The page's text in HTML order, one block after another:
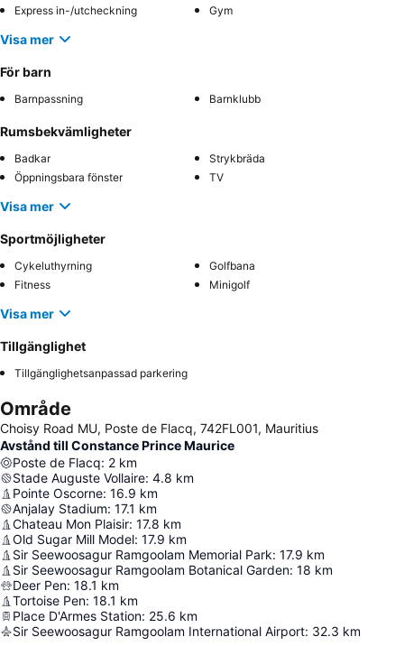
Express in-/utcheckning Gym
Visa mer
För barn
Barnpassning Barnklubb
Rumsbekvämligheter
Badkar
Strykbräda
Öppningsbara fönster
TV
Visa mer
Sportmöjligheter
Cykeluthyrning
Golfbana
Fitness
Minigolf
Visa mer
Tillgänglighet
Tillgänglighetsanpassad parkering
Område
Choisy Road MU, Poste de Flacq, 742FL001, Mauritius
Avstånd till Constance Prince Maurice
Poste de Flacq: 2 km
Stade Auguste Vollaire: 4.8 km
Pointe Oscorne: 16.9 km
Anjalay Stadium: 17.1 km
Chateau Mon Plaisir: 17.8 km
Old Sugar Mill Model: 17.9 km
Sir Seewoosagur Ramgoolam Memorial Park: 17.9 km
Sir Seewoosagur Ramgoolam Botanical Garden: 18 km
Deer Pen: 18.1 km
Tortoise Pen: 18.1 km
Place D'Armes Station: 25.6 km
Sir Seewoosagur Ramgoolam International Airport: 32.3 km